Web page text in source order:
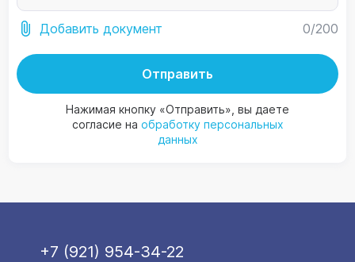
Добавить документ 0/200
Отправить
Нажимая кнопку «Отправить», вы даете
согласие на обработку персональных
данных
+7 (921) 954-34-22